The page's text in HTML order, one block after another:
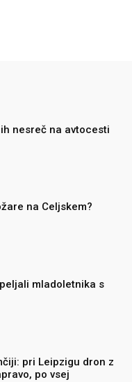
nesreč na avtocesti
na Celjskem?
mladoletnika s
pri Leipzigu dron z
po vsej